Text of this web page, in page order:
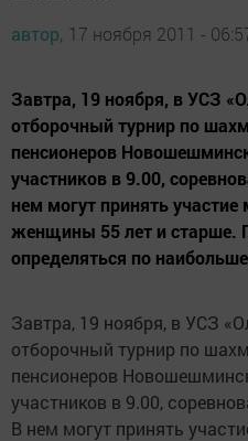
автор, 17 ноября 2011 -
Завтра, 19 ноября, в УСЗ
отборочный турнир по
пенсионеров
участников в 9.00,
нем могут принять
женщины 55 лет и старше.
определяться по
Завтра, 19 ноября, в УСЗ
отборочный турнир по
пенсионеров
участников в 9.00,
В нем могут принять